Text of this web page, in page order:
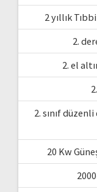
2 yıllık
2.
2. el
2. sınıf
20 Kw